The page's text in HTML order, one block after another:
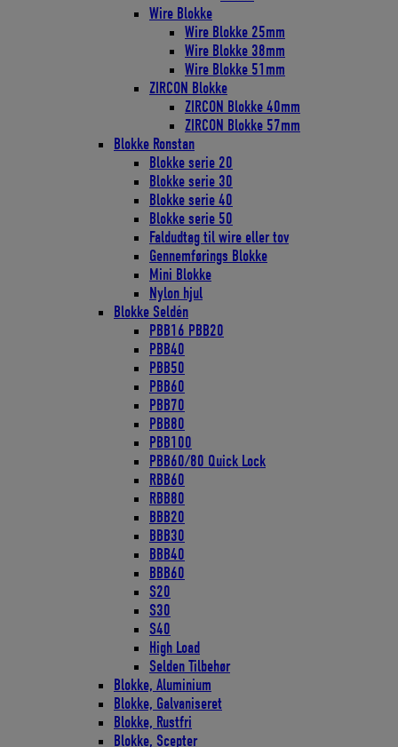
Wire Blokke
Wire Blokke 25mm
Wire Blokke 38mm
Wire Blokke 51mm
ZIRCON Blokke
ZIRCON Blokke 40mm
ZIRCON Blokke 57mm
Blokke Ronstan
Blokke serie 20
Blokke serie 30
Blokke serie 40
Blokke serie 50
Faldudtag til wire eller tov
Gennemførings Blokke
Mini Blokke
Nylon hjul
Blokke Seldén
PBB16 PBB20
PBB40
PBB50
PBB60
PBB70
PBB80
PBB100
PBB60/80 Quick Lock
RBB60
RBB80
BBB20
BBB30
BBB40
BBB60
S20
S30
S40
High Load
Selden Tilbehør
Blokke, Aluminium
Blokke, Galvaniseret
Blokke, Rustfri
Blokke, Scepter